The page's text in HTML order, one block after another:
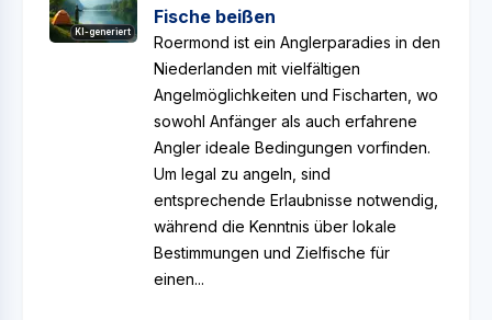
KI-generiert
Fische beißen
Roermond ist ein Anglerparadies in den
Niederlanden mit vielfältigen
Angelmöglichkeiten und Fischarten, wo
sowohl Anfänger als auch erfahrene
Angler ideale Bedingungen vorfinden.
Um legal zu angeln, sind
entsprechende Erlaubnisse notwendig,
während die Kenntnis über lokale
Bestimmungen und Zielfische für
einen...